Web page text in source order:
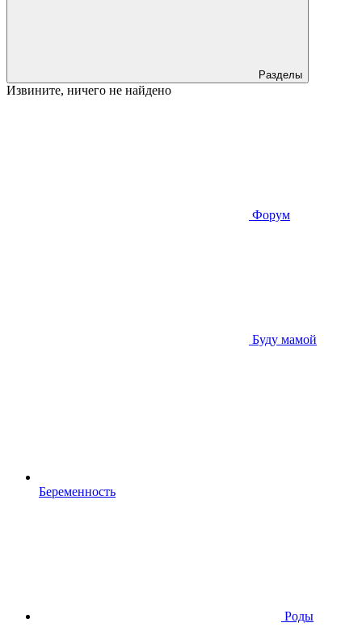
Разделы
Извините, ничего не найдено
Форум
Буду мамой
Беременность
Роды